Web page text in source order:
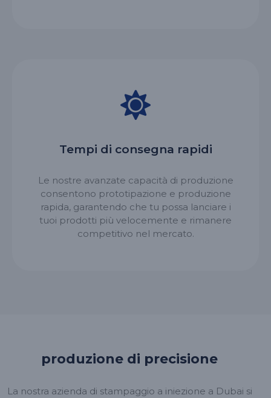
Tempi di consegna rapidi
Le nostre avanzate capacità di produzione
consentono prototipazione e produzione
rapida, garantendo che tu possa lanciare i
tuoi prodotti più velocemente e rimanere
competitivo nel mercato.
produzione di precisione
La nostra azienda di stampaggio a iniezione a Dubai si